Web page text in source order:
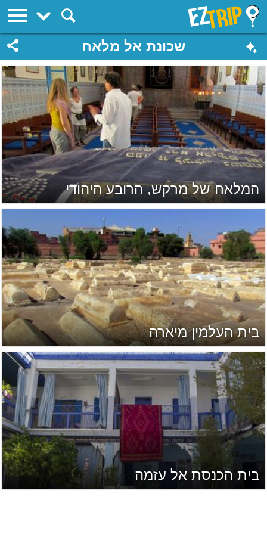
EZTrip
שכונת אל מלאח
המלאח של מרקש, הרובע היהודי
בית העלמין מיארה
בית הכנסת אל עזמה